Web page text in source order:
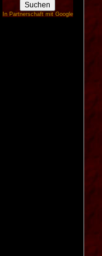
In Partnerschaft mit Google